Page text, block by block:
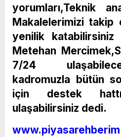
yorumları,Teknik
Makalelerimizi takip
yenilik katabilirsiniz
Metehan
7/24
kadromuzla bütün
için destek
ulaşabilirsiniz dedi.